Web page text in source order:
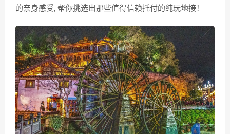
的亲身感受, 帮你挑选出那些值得信赖托付的纯玩地接！